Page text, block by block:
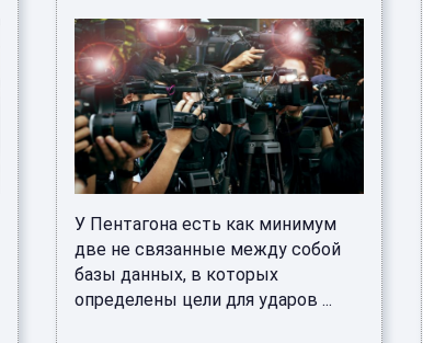
У Пентагона есть как минимум
две не связанные между собой
базы данных, в которых
определены цели для ударов ...